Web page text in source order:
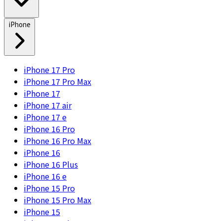
iPhone
iPhone 17 Pro
iPhone 17 Pro Max
iPhone 17
iPhone 17 air
iPhone 17 e
iPhone 16 Pro
iPhone 16 Pro Max
iPhone 16
iPhone 16 Plus
iPhone 16 e
iPhone 15 Pro
iPhone 15 Pro Max
iPhone 15